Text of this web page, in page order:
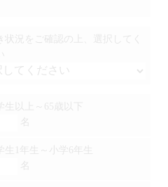
状況をご確認の上、選択してく
生以上～65歳以下
名
生1年生～小学6年生
名